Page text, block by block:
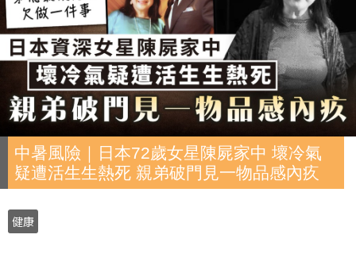
中暑風險｜日本72歲女星陳屍家中 壞冷氣
疑遭活生生熱死 親弟破門見一物品感內疚
健康